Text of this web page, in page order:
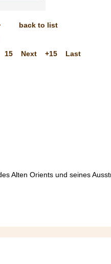
back to list
15 Next +15 Last
Alten Orients und seines